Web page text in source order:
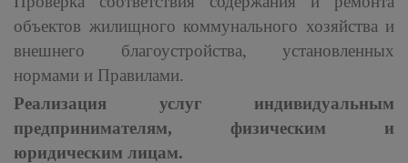
объектов жилищного коммунального хозяйства и
внешнего благоустройства, установленных
нормами и Правилами.
Реализация услуг индивидуальным
предпринимателям, физическим и
юридическим лицам.